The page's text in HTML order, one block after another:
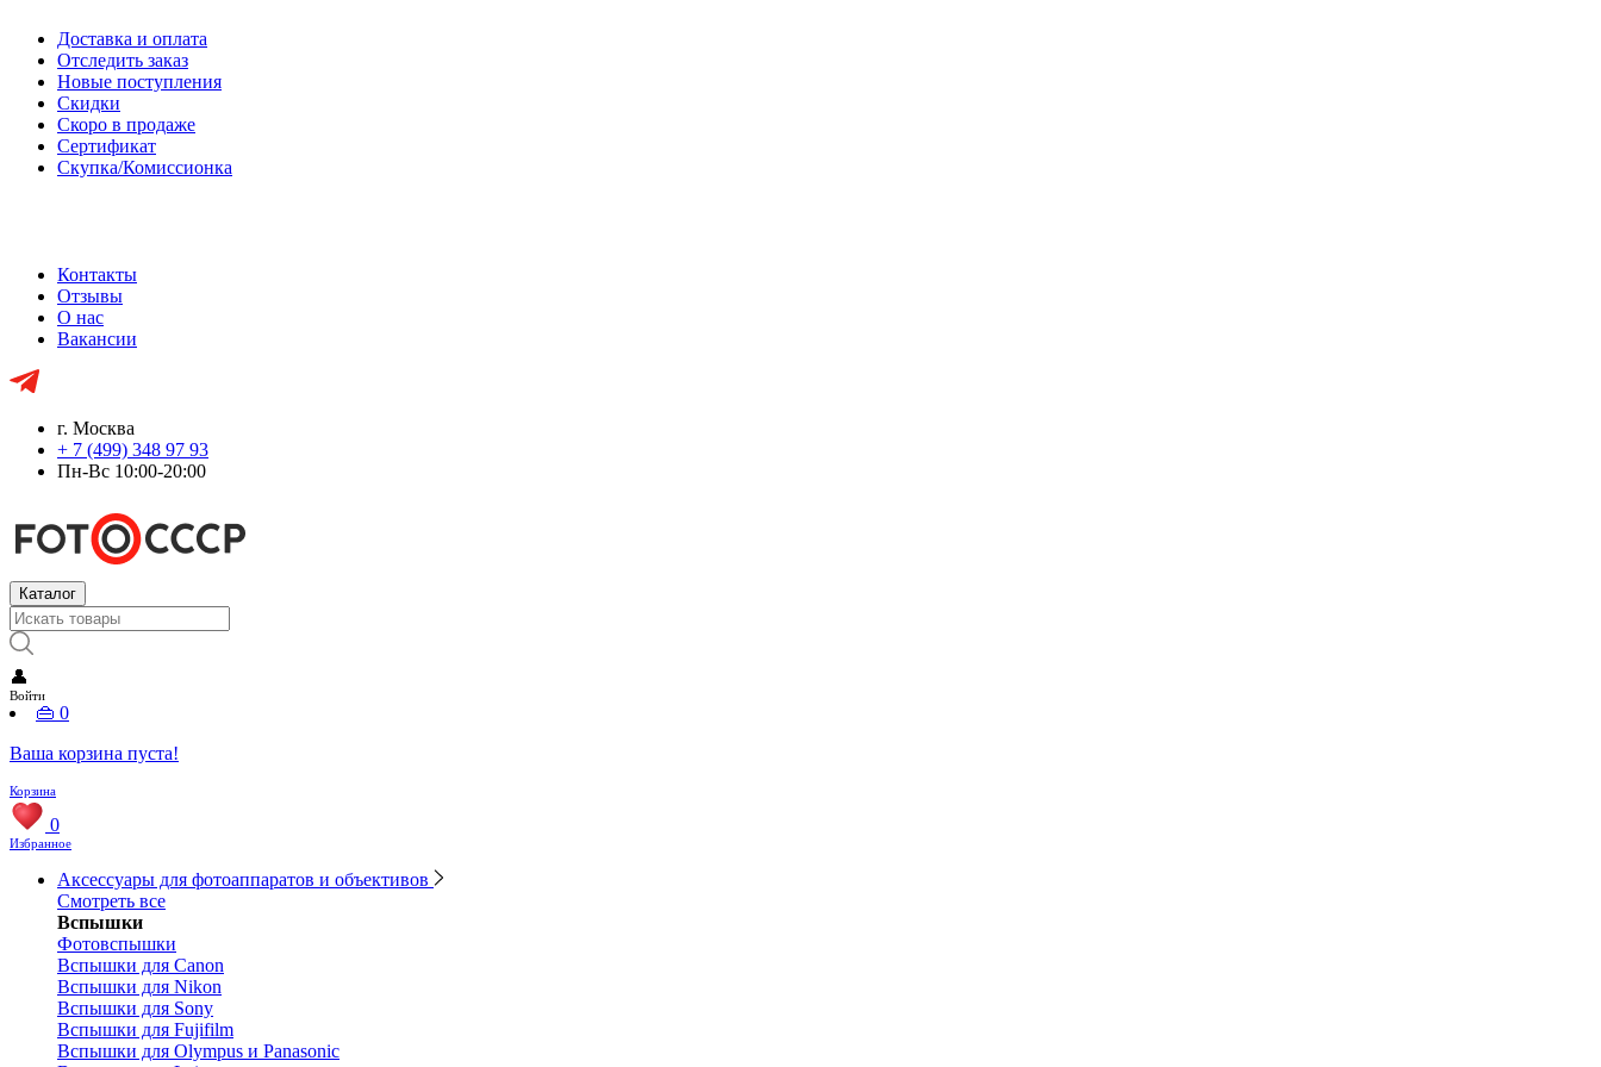
Доставка и оплата
Отследить заказ
Новые поступления
Скидки
Скоро в продаже
Сертификат
Скупка/Комиссионка
Контакты
Отзывы
О нас
Вакансии
г. Москва
+ 7 (499) 348 97 93
Пн-Вс 10:00-20:00
Каталог
👤
Войти
👜 0
Ваша корзина пуста!
Корзина
0
Избранное
Аксессуары для фотоаппаратов и объективов
Смотреть все
Вспышки
Фотовспышки
Вспышки для Canon
Вспышки для Nikon
Вспышки для Sony
Вспышки для Fujifilm
Вспышки для Olympus и Panasonic